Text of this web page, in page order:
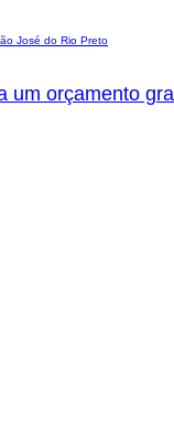
José do Rio Preto
um orçamento